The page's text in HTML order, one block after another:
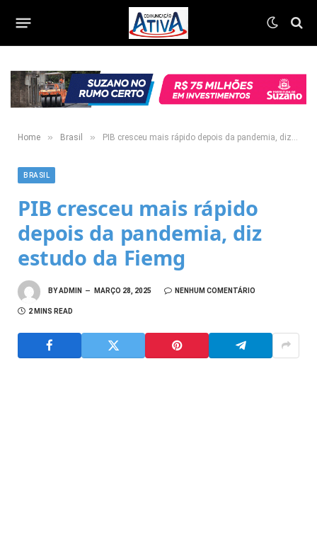
Home » Brasil » PIB cresceu mais rápido depois da pandemia, diz estudo da Fiemg
BRASIL
PIB cresceu mais rápido
depois da pandemia, diz
estudo da Fiemg
BYADMIN MARÇO 28, 2025 NENHUM COMENTÁRIO
2 MINS READ